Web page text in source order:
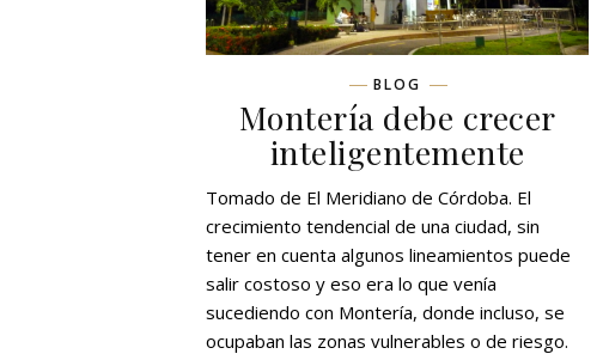
BLOG
Montería debe crecer
inteligentemente
Tomado de El Meridiano de Córdoba. El
crecimiento tendencial de una ciudad, sin
tener en cuenta algunos lineamientos puede
salir costoso y eso era lo que venía
sucediendo con Montería, donde incluso, se
ocupaban las zonas vulnerables o de riesgo.